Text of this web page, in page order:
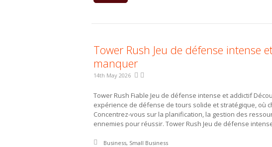
Tower Rush Jeu de défense intense
manquer
14th May 2026
Tower Rush Fiable Jeu de défense intense et addictif
expérience de défense de tours solide et stratégique, où
Concentrez-vous sur la planification, la gestion des
ennemies pour réussir. Tower Rush Jeu de défense
Posted in:
Business, Small Business